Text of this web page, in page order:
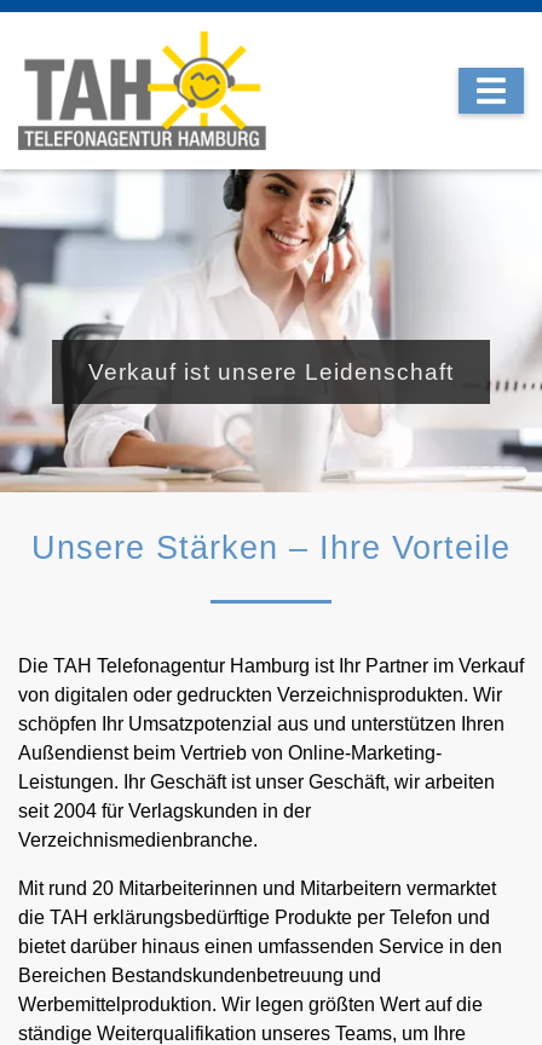
Verkauf ist unsere Leidenschaft
Unsere Stärken – Ihre Vorteile
Die TAH Telefonagentur Hamburg ist Ihr Partner im Verkauf
von digitalen oder gedruckten Verzeichnisprodukten. Wir
schöpfen Ihr Umsatzpotenzial aus und unterstützen Ihren
Außendienst beim Vertrieb von Online-Marketing-
Leistungen. Ihr Geschäft ist unser Geschäft, wir arbeiten
seit 2004 für Verlagskunden in der
Verzeichnismedienbranche.
Mit rund 20 Mitarbeiterinnen und Mitarbeitern vermarktet
die TAH erklärungsbedürftige Produkte per Telefon und
bietet darüber hinaus einen umfassenden Service in den
Bereichen Bestandskundenbetreuung und
Werbemittelproduktion. Wir legen größten Wert auf die
ständige Weiterqualifikation unseres Teams, um Ihre